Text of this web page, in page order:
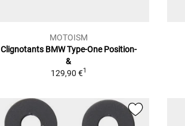
MOTOISM
Clignotants BMW Type-One Position-
&
129,90 €1